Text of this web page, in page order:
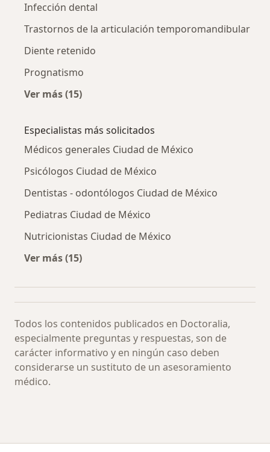
Infección dental
Trastornos de la articulación temporomandibular
Diente retenido
Prognatismo
Ver más (15)
Especialistas más solicitados
Médicos generales Ciudad de México
Psicólogos Ciudad de México
Dentistas - odontólogos Ciudad de México
Pediatras Ciudad de México
Nutricionistas Ciudad de México
Ver más (15)
Todos los contenidos publicados en Doctoralia,
especialmente preguntas y respuestas, son de
carácter informativo y en ningún caso deben
considerarse un sustituto de un asesoramiento
médico.